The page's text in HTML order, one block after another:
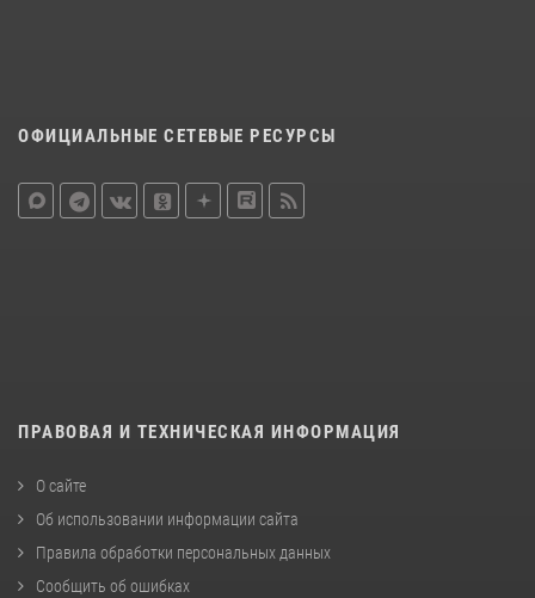
ОФИЦИАЛЬНЫЕ СЕТЕВЫЕ РЕСУРСЫ
ПРАВОВАЯ И ТЕХНИЧЕСКАЯ ИНФОРМАЦИЯ
О сайте
Об использовании информации сайта
Правила обработки персональных данных
Сообщить об ошибках